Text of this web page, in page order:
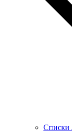
Списки